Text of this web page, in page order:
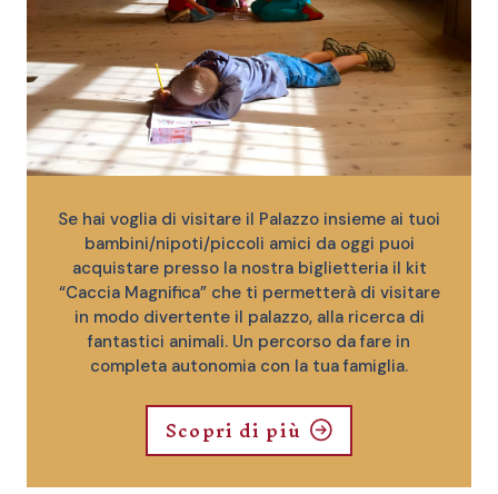
bambini/nipoti/piccoli amici da oggi puoi
acquistare presso la nostra biglietteria il kit
“Caccia Magnifica” che ti permetterà di visitare
in modo divertente il palazzo, alla ricerca di
fantastici animali. Un percorso da fare in
completa autonomia con la tua famiglia.
Scopri di più